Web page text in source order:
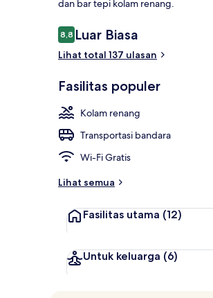
dan bar tepi kolam renang.
Ulasan
8,88,8 dari 10
Luar Biasa
Lihat total 137 ulasan
Fasilitas populer
Kolam renang
Transportasi bandara
Wi-Fi Gratis
Lihat semua
Fasilitas utama (12)
Untuk keluarga (6)